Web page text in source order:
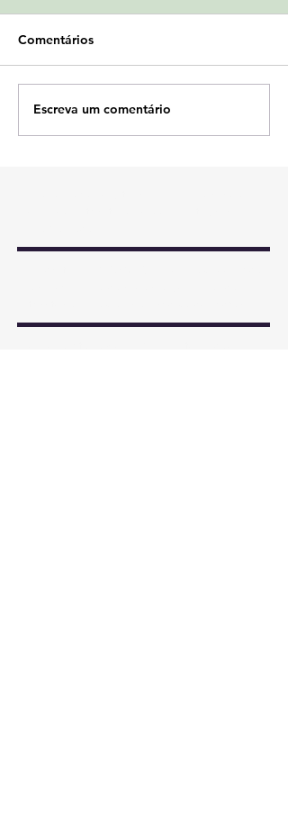
Comentários
Escreva um comentário
todos os seus sistemas vitais